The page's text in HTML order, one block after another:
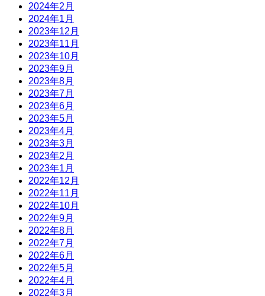
2024年2月
2024年1月
2023年12月
2023年11月
2023年10月
2023年9月
2023年8月
2023年7月
2023年6月
2023年5月
2023年4月
2023年3月
2023年2月
2023年1月
2022年12月
2022年11月
2022年10月
2022年9月
2022年8月
2022年7月
2022年6月
2022年5月
2022年4月
2022年3月